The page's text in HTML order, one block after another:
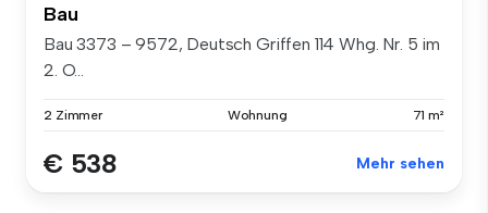
Bau
Bau 3373 – 9572, Deutsch Griffen 114 Whg. Nr. 5 im
2. O...
2 Zimmer Wohnung 71 m²
€ 538 Mehr sehen